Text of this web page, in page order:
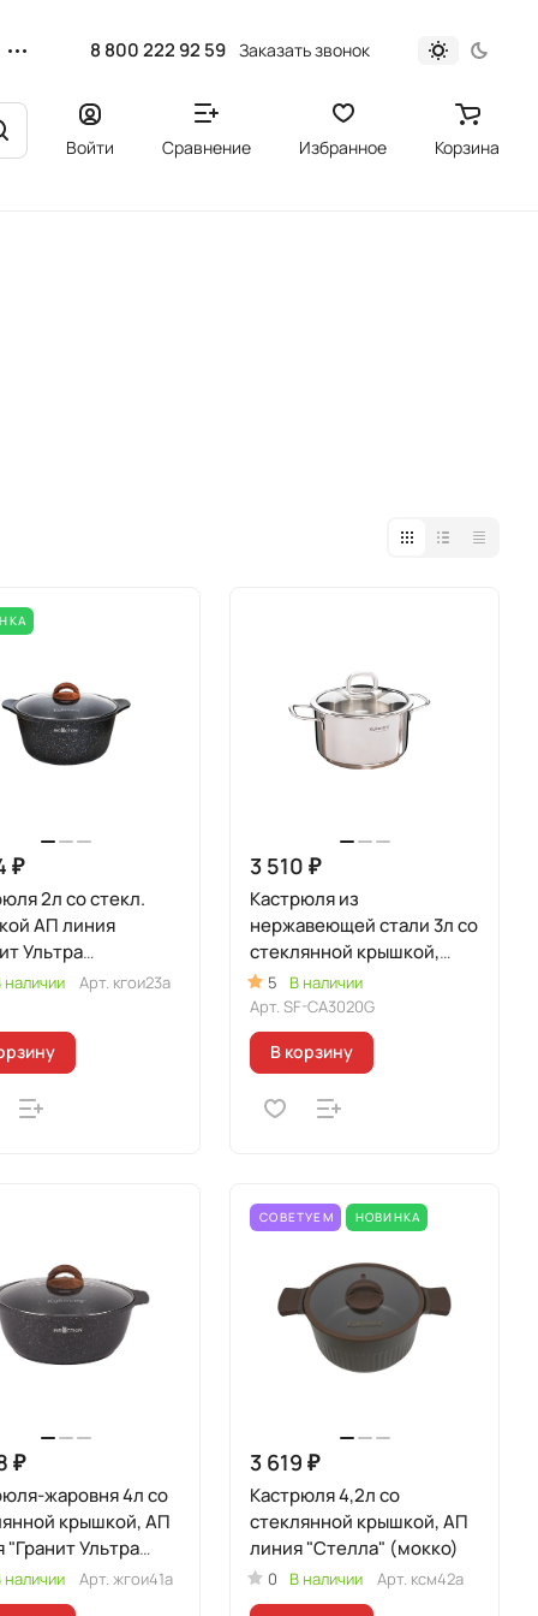
8 800 222 92 59 Заказать звонок
Войти Сравнение Избранное Корзина
₽
2л со стекл.
АП линия
Ультра
наличии Арт. кгои23а
3 510 ₽
Кастрюля из
нержавеющей стали 3л со
стеклянной крышкой,
линия "Сафия"
5
В наличии
Арт.SF-CA3020G
В корзину
₽
жаровня 4л со
крышкой, АП
"Гранит Ультра
наличии Арт. жгои41а
СОВЕТУЕМ НОВИНКА
3 619 ₽
Кастрюля 4,2л со
стеклянной крышкой, АП
линия "Стелла" (мокко)
0 В наличии Арт. ксм42а